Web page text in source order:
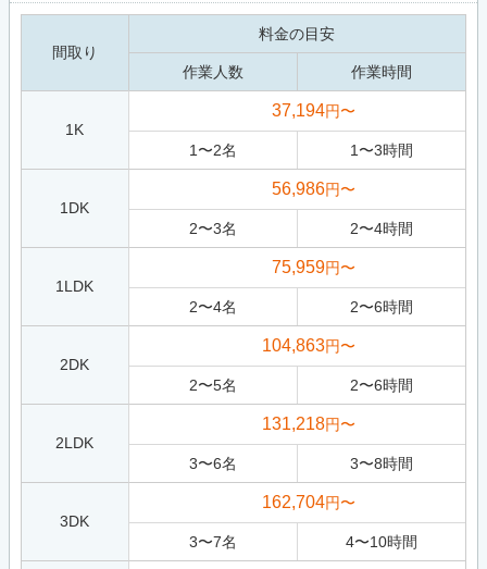
間取り
料金の目安
作業人数 作業時間
1K
37,194円〜
1 〜2名 1 〜3時間
1DK
56,986円〜
2〜3名 2〜4時間
1LDK
75,959円〜
2〜4名 2〜6時間
2DK
104,863円〜
2〜5名 2〜6時間
2LDK
131,218円〜
3〜6名 3〜8時間
3DK
162,704円〜
3〜7名 4〜10時間